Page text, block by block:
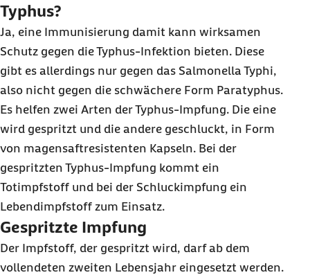
Typhus?
Ja, eine Immunisierung damit kann wirksamen
Schutz gegen die Typhus-Infektion bieten. Diese
gibt es allerdings nur gegen das Salmonella Typhi,
also nicht gegen die schwächere Form Paratyphus.
Es helfen zwei Arten der Typhus-Impfung. Die eine
wird gespritzt und die andere geschluckt, in Form
von magensaftresistenten Kapseln. Bei der
gespritzten Typhus-Impfung kommt ein
Totimpfstoff und bei der Schluckimpfung ein
Lebendimpfstoff zum Einsatz.
Gespritzte Impfung
Der Impfstoff, der gespritzt wird, darf ab dem
vollendeten zweiten Lebensjahr eingesetzt werden.